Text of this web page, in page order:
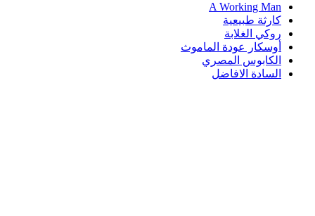
A Working Man
كارثة طبيعية
روكي الغلابة
أوسكار عودة الماموث
الكابوس المصري
السادة الافاضل